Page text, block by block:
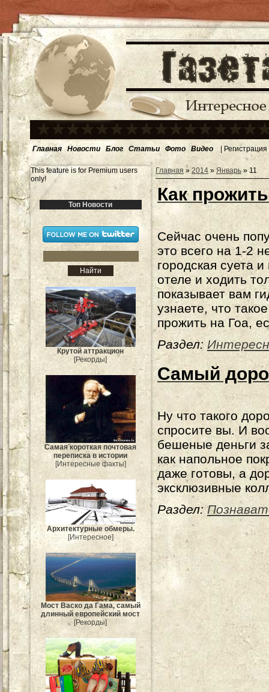
Главная Новости Блог Статьи Фото Видео | Регистрация
This feature is for Premium users
only!
Топ Новости
Крутой аттракцион
[Рекорды]
Самая короткая почтовая
переписка в истории
[Интересные факты]
Архитектурные обмеры.
[Интересное]
Мост Васко да Гама, самый
длинный европейский мост
[Рекорды]
Главная » 2014 » Январь » 11
Как
Сейчас очень
это всего на 1-2
городская суета
отеле и ходить
показывает вам
узнаете, что
прожить на Гоа,
Раздел:
Самый
Ну что такого
спросите вы. И
бешеные деньги
как напольное
даже готовы, а
эксклюзивные
Раздел: